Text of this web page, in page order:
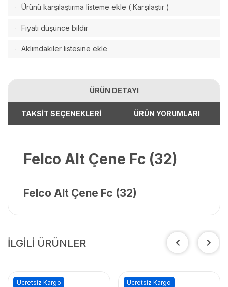
· Ürünü karşılaştırma listeme ekle ( Karşılaştır )
· Fiyatı düşünce bildir
· Aklımdakiler listesine ekle
ÜRÜN DETAYI
TAKSİT SEÇENEKLERİ ÜRÜN YORUMLARI
Felco Alt Çene Fc (32)
Felco Alt Çene Fc (32)
İLGİLİ ÜRÜNLER
Ücretsiz Kargo Ücretsiz Kargo